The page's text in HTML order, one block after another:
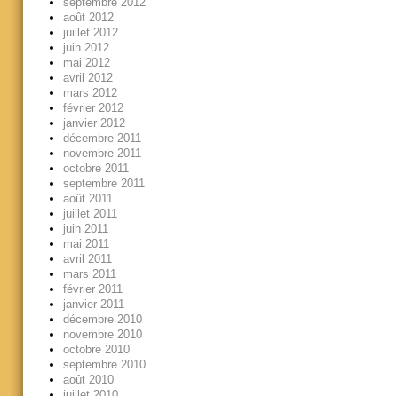
août 2012
juillet 2012
juin 2012
mai 2012
avril 2012
mars 2012
février 2012
janvier 2012
décembre 2011
novembre 2011
octobre 2011
septembre 2011
août 2011
juillet 2011
juin 2011
mai 2011
avril 2011
mars 2011
février 2011
janvier 2011
décembre 2010
novembre 2010
octobre 2010
septembre 2010
août 2010